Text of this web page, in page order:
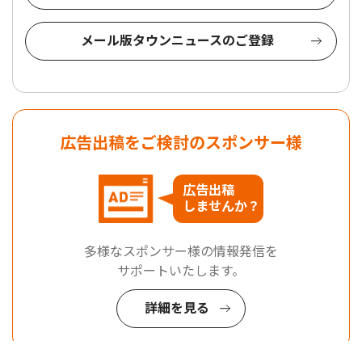
メール版タウンニュースのご登録
広告出稿をご検討のスポンサー様
広告出稿
しませんか？
多様なスポンサー様の情報発信を
サポートいたします。
詳細を見る